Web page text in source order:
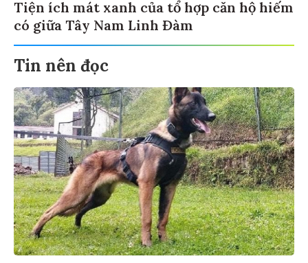
Tiện ích mát xanh của tổ hợp căn hộ hiếm
có giữa Tây Nam Linh Đàm
Tin nên đọc